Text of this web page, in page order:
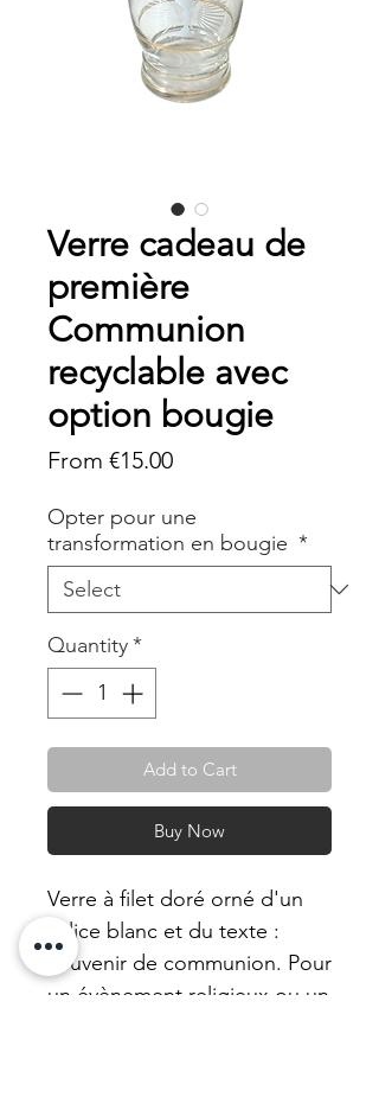
Verre cadeau de
première
Communion
recyclable avec
option bougie
From €15.00Sale
Opter pour une
transformation en bougie *
Quantity*
Add to Cart
Buy Now
Verre à filet doré orné d'un
calice blanc et du texte :
souvenir de communion. Pour
un évènement religieux ou un